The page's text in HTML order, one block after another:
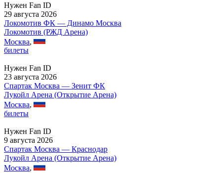
Нужен Fan ID
29 августа 2026
Локомотив ФК — Динамо Москва
Локомотив (РЖД Арена)
Москва,
билеты
Нужен Fan ID
23 августа 2026
Спартак Москва — Зенит ФК
Лукойл Арена (Открытие Арена)
Москва,
билеты
Нужен Fan ID
9 августа 2026
Спартак Москва — Краснодар
Лукойл Арена (Открытие Арена)
Москва,